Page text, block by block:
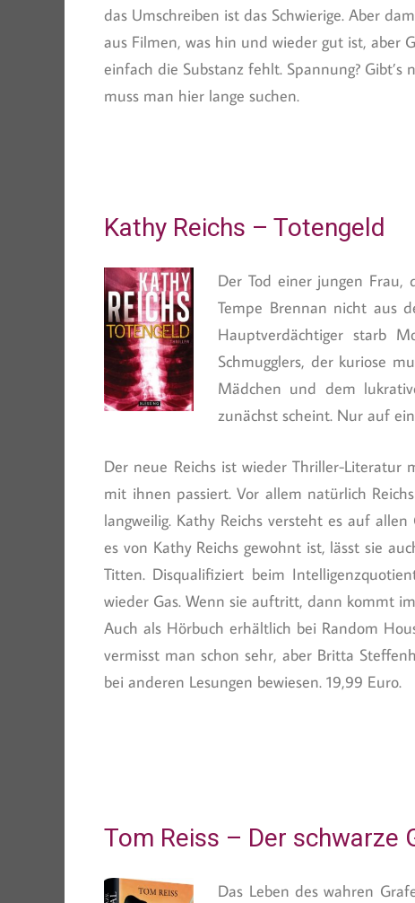
das Umschreiben ist das Schwierige. Aber
aus Filmen, was hin und wieder gut ist, aber
einfach die Substanz fehlt. Spannung?
muss man hier lange suchen.
Kathy Reichs – Totengeld
Der Tod einer jungen Frau,
Tempe Brennan nicht aus
Hauptverdächtiger starb
Schmugglers, der kuriose
Mädchen und dem
zunächst scheint. Nur auf
Der neue Reichs ist wieder Thriller-
mit ihnen passiert. Vor allem natürlich
langweilig. Kathy Reichs versteht es auf
es von Kathy Reichs gewohnt ist, lässt sie
Titten. Disqualifiziert beim
wieder Gas. Wenn sie auftritt, dann kommt
Auch als Hörbuch erhältlich bei Random
vermisst man schon sehr, aber Britta
bei anderen Lesungen bewiesen. 19,99 Euro.
Tom Reiss – Der schwarze
Das Leben des wahren